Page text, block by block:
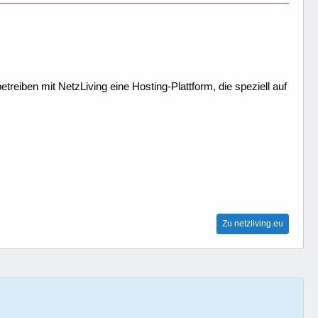
mit NetzLiving eine Hosting-Plattform, die speziell auf
Zu netzliving.eu